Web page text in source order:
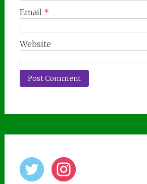
Email *
Website